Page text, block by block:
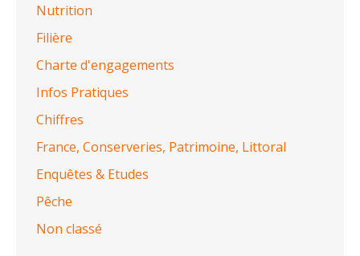
Nutrition
Filière
Charte d'engagements
Infos Pratiques
Chiffres
France, Conserveries, Patrimoine, Littoral
Enquêtes & Etudes
Pêche
Non classé